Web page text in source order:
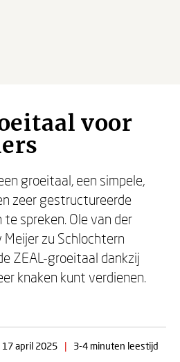
voor
groeitaal, een simpele,
zeer gestructureerde
spreken. Ole van der
zu Schlochtern
ZEAL-groeitaal dankzij
knaken kunt verdienen.
17 april 2025 | 3-4 minuten leestijd